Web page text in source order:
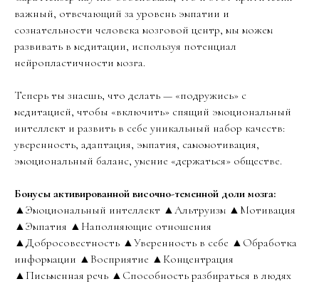
важный, отвечающий за уровень эмпатии и
сознательности человека мозговой центр, мы можем
развивать в медитации, используя потенциал
нейропластичности мозга.
Теперь ты знаешь, что делать — «подружись» с
медитацией, чтобы «включить» спящий эмоциональный
интеллект и развить в себе уникальный набор качеств:
уверенность, адаптация, эмпатия, самомотивация,
эмоциональный баланс, умение «держаться» обществе.
Бонусы активированной височно-теменной доли мозга:
▲Эмоциональный интеллект ▲Альтруизм ▲Мотивация
▲Эмпатия ▲Наполняющие отношения
▲Добросовестность ▲Уверенность в себе ▲Обработка
информации ▲Восприятие ▲Концентрация
▲Письменная речь ▲Способность разбираться в людях